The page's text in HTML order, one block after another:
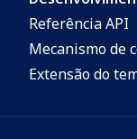
Referência API
Mecanismo de
Extensão do